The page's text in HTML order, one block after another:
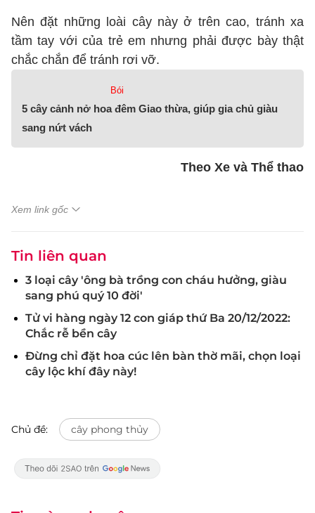
Nên đặt những loài cây này ở trên cao, tránh xa
tầm tay với của trẻ em nhưng phải được bày thật
chắc chắn để tránh rơi vỡ.
Bói
5 cây cảnh nở hoa đêm Giao thừa, giúp gia chủ giàu
sang nứt vách
Theo Xe và Thể thao
Xem link gốc
Tin liên quan
3 loại cây 'ông bà trồng con cháu hưởng, giàu
sang phú quý 10 đời'
Tử vi hàng ngày 12 con giáp thứ Ba 20/12/2022:
Chắc rễ bền cây
Đừng chỉ đặt hoa cúc lên bàn thờ mãi, chọn loại
cây lộc khí đây này!
Chủ đề: cây phong thủy